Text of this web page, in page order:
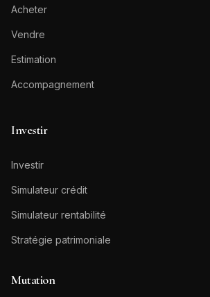
Acheter
Vendre
Estimation
Accompagnement
Investir
Investir
Simulateur crédit
Simulateur rentabilité
Stratégie patrimoniale
Mutation